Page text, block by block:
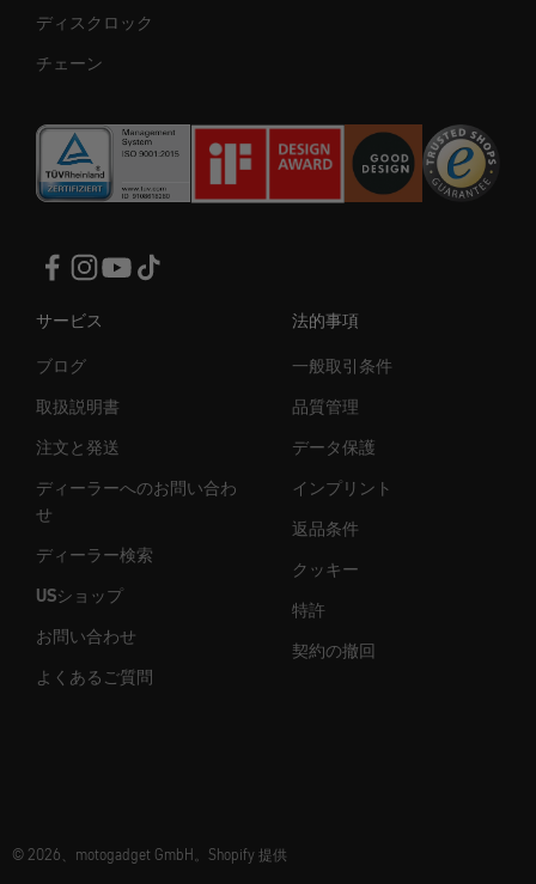
ディスクロック
チェーン
サービス
ブログ
取扱説明書
注文と発送
ディーラーへのお問い合わ
せ
ディーラー検索
USショップ
お問い合わせ
よくあるご質問
法的事項
一般取引条件
品質管理
データ保護
インプリント
返品条件
クッキー
特許
契約の撤回
© 2026、motogadget GmbH。Shopify 提供